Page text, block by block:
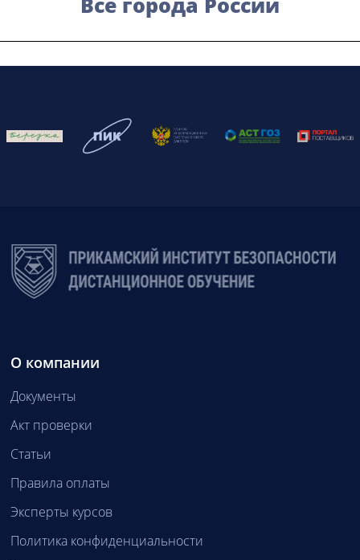
О компании
Документы
Акт проверки
Статьи
Правила оплаты
Эксперты курсов
Политика конфиденциальности